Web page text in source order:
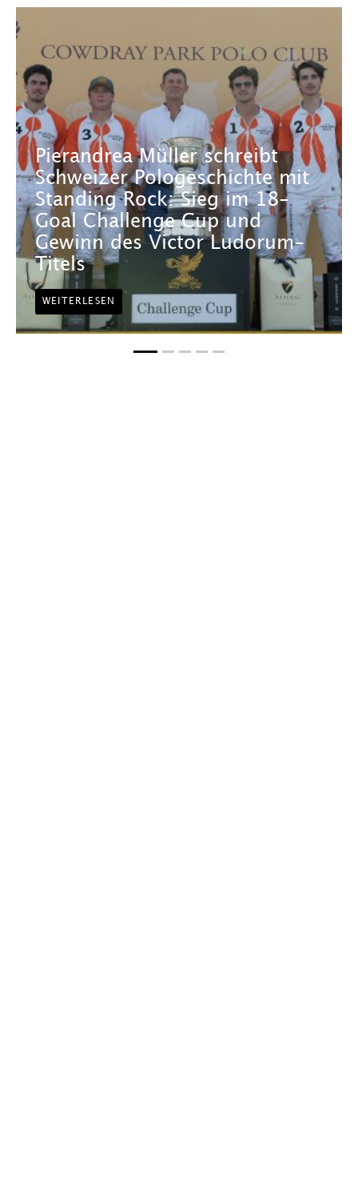
Pierandrea Müller schreibt
Schweizer Pologeschichte mit
Standing Rock: Sieg im 18-
Goal Challenge Cup und
Gewinn des Victor Ludorum-
Titels
WEITERLESEN